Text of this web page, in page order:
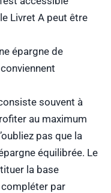
Livret A peut être
épargne de
souvent à
au maximum
pas que la
équilibrée. Le
la base
par